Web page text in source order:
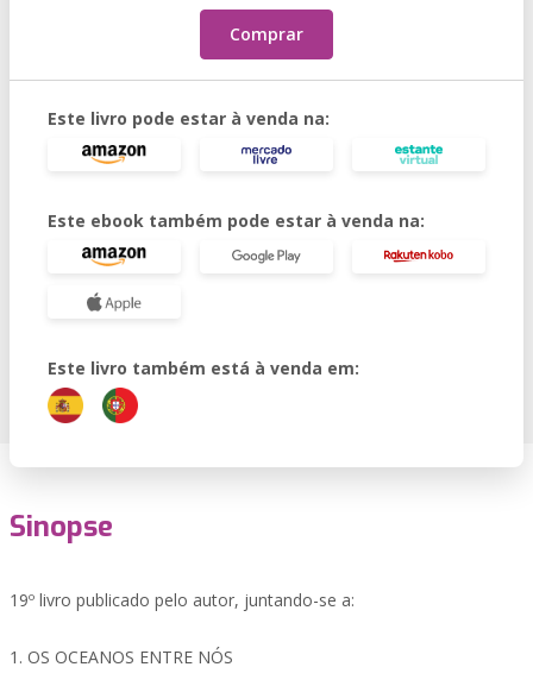
Comprar
Este livro pode estar à venda na:
Este ebook também pode estar à venda na:
Este livro também está à venda em:
Sinopse
19º livro publicado pelo autor, juntando-se a:
1. OS OCEANOS ENTRE NÓS